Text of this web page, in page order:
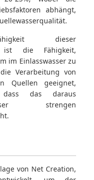
abhängt,
dieser
ist die Fähigkeit,
im Einlasswasser zu
Verarbeitung von
Quellen geeignet,
das daraus
strengen
von Net Creation,